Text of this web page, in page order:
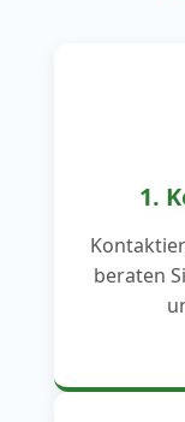
1.
beraten